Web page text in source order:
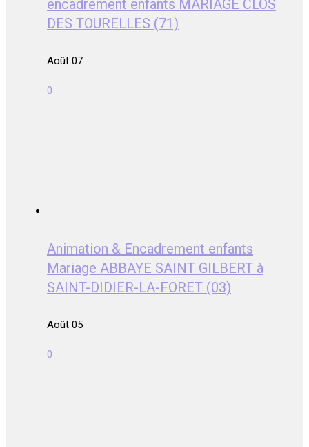
encadrement enfants MARIAGE CLOS
DES TOURELLES (71)
Août 07
0
Animation & Encadrement enfants
Mariage ABBAYE SAINT GILBERT à
SAINT-DIDIER-LA-FORET (03)
Août 05
0